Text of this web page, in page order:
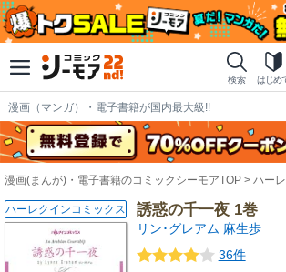
検索 はじめ
漫画（マンガ）・電子書籍が国内最大級!!
漫画(まんが)・電子書籍のコミックシーモアTOP ハー
誘惑の千一夜 1巻
リン･グレアム 麻生歩
36件
ハーレクインコミックス